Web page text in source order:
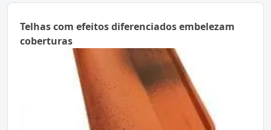
Telhas com efeitos diferenciados embelezam
coberturas